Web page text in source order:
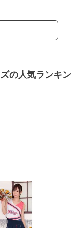
の人気ランキン